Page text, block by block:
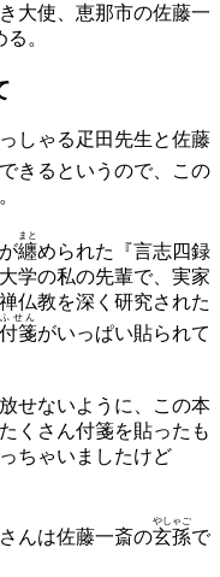
大使、恵那市の佐藤一
。
しゃる疋田先生と佐藤
きるというので、この
纏
まと
められた『言志四録
学の私の先輩で、実家
仏教を深く研究された
付箋
ふせん
がいっぱい貼られて
せないように、この本
くさん付箋を貼ったも
ちゃいましたけど
んは佐藤一斎の玄孫
やしゃご
で